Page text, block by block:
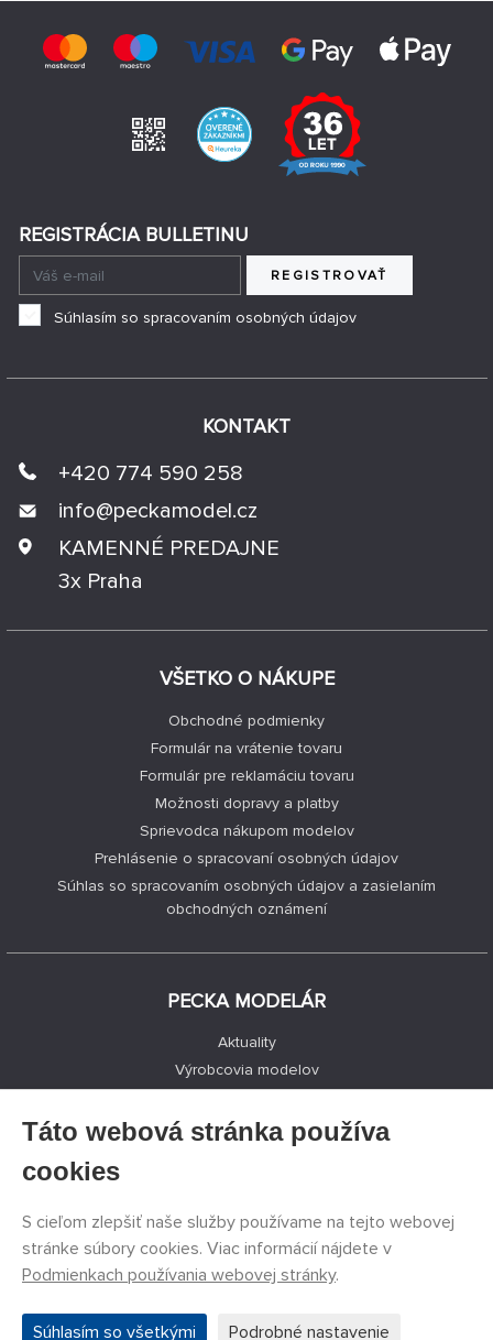
VŠETKO O NÁKUPE
Obchodné podmienky
Formulár na vrátenie tovaru
Formulár pre reklamáciu tovaru
Možnosti dopravy a platby
Sprievodca nákupom modelov
Prehlásenie o spracovaní osobných údajov
Súhlas so spracovaním osobných údajov a zasielaním
obchodných oznámení
PECKA MODELÁR
Aktuality
Výrobcovia modelov
Kontakty
Facebook
KONTAKT
+420 774 590 258
info@peckamodel.cz
KAMENNÉ PREDAJNE
3x Praha
REGISTRÁCIA BULLETINU
REGISTROVAŤ
Súhlasím so spracovaním osobných údajov
©PECKA MODELÁR s.r.o.
Táto webová stránka používa
cookies
S cieľom zlepšiť naše služby používame na tejto webovej
stránke súbory cookies. Viac informácií nájdete v
Podmienkach používania webovej stránky.
Súhlasím so všetkými Podrobné nastavenie